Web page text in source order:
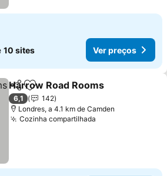
10 sites Ver preços
PartilharAdicionar aos favoritos
Harrow Road Rooms
6,1
142
Londres, a 4.1 km de Camden
Cozinha compartilhada